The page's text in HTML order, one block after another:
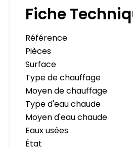
Fiche
Référence
Pièces
Surface
Type de chauffage
Moyen de chauffage
Type d'eau chaude
Moyen d'eau chaude
Eaux usées
État